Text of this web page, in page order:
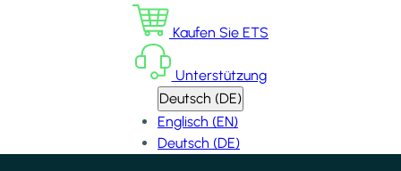
Kaufen Sie ETS
Unterstützung
Deutsch (DE)
Englisch (EN)
Deutsch (DE)